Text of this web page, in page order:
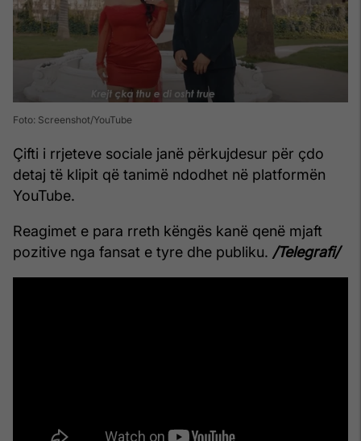
Foto: Screenshot/YouTube
Çifti i rrjeteve sociale janë përkujdesur për çdo
detaj të klipit që tanimë ndodhet në platformën
YouTube.
Reagimet e para rreth këngës kanë qenë mjaft
pozitive nga fansat e tyre dhe publiku. /Telegrafi/